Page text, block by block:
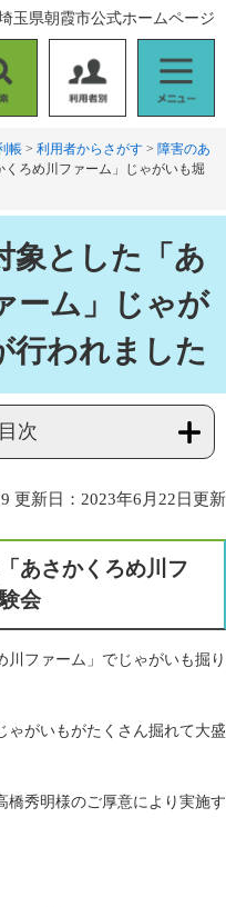
用
者
別
ニ
ュ
ー
玉県朝霞市公式ホームページ
帳 > 利用者からさがす > 障害のあ
ろめ川ファーム」じゃがいも堀
象とした「あ
ーム」じゃが
行われました
次
更新日：2023年6月22日更新
あさかくろめ川フ
会
川ファーム」でじゃがいも掘り
ゃがいもがたくさん掘れて大盛
橋秀明様のご厚意により実施す